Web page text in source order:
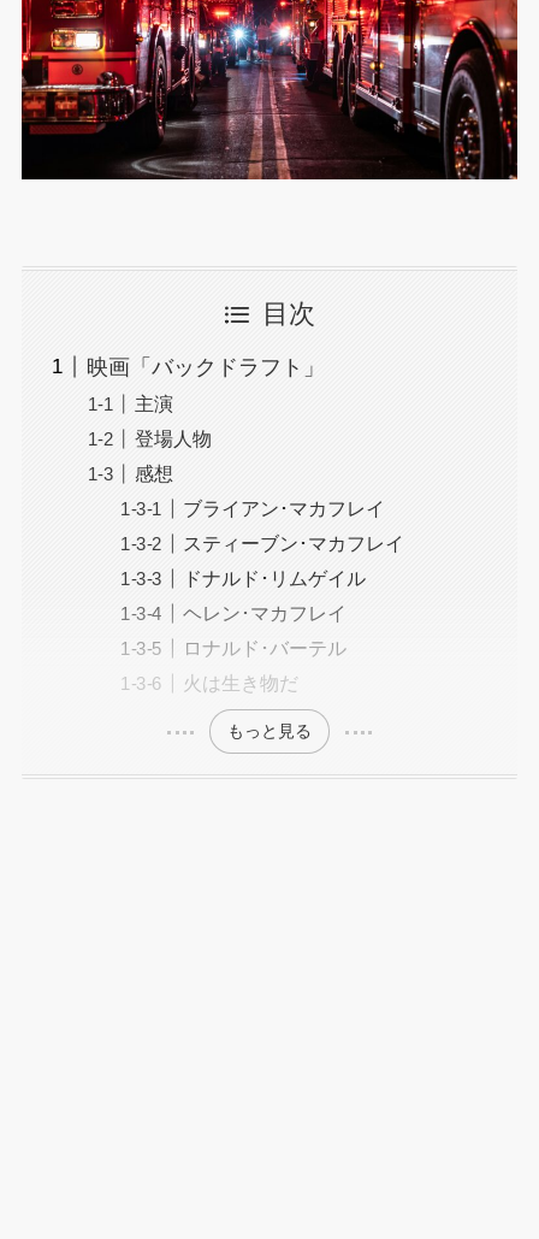
目次
映画「バックドラフト」
主演
登場人物
感想
ブライアン･マカフレイ
スティーブン･マカフレイ
ドナルド･リムゲイル
ヘレン･マカフレイ
ロナルド･バーテル
火は生き物だ
もっと見る